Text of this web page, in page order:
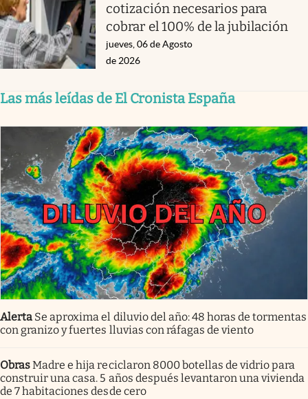
cotización necesarios para
cobrar el 100% de la jubilación
jueves, 06 de Agosto
de 2026
Las más leídas de El Cronista España
Alerta Se aproxima el diluvio del año: 48 horas de tormentas
con granizo y fuertes lluvias con ráfagas de viento
ObrasMadre e hija reciclaron 8000 botellas de vidrio para
construir una casa. 5 años después levantaron una vivienda
de 7 habitaciones desde cero